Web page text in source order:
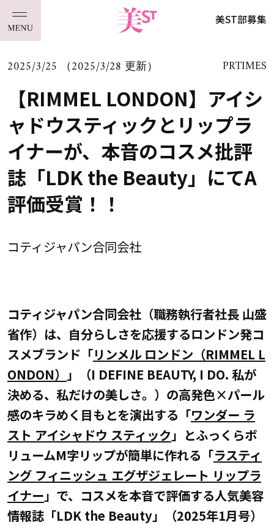
美ST部募集
2025/3/25 （2025/3/28 更新） PRTIMES
【RIMMEL LONDON】アイシ
ャドウスティックとリップラ
イナーが、本音のコスメ批評
誌「LDK the Beauty」にてA
評価受賞！！
コティジャパン合同会社
コティジャパン合同会社（職務執行者社長 山盛
省作）は、自分らしさを応援するロンドン発コ
スメブランド「リンメル ロンドン（RIMMEL L
ONDON） 」（I DEFINE BEAUTY, I DO. 私が
決める、私だけの美しさ。）の高発色×パール
感のキラめく目もとを演出する「ワンダー ラ
スト アイシャドウ スティック 」とふっくらボ
リュームM字リップが簡単に作れる「ラスティ
ング フィニッシュ エグザジェレート リップラ
イナー」で、コスメを本音で評価する人気美容
情報誌「LDK the Beauty」（2025年1月号）